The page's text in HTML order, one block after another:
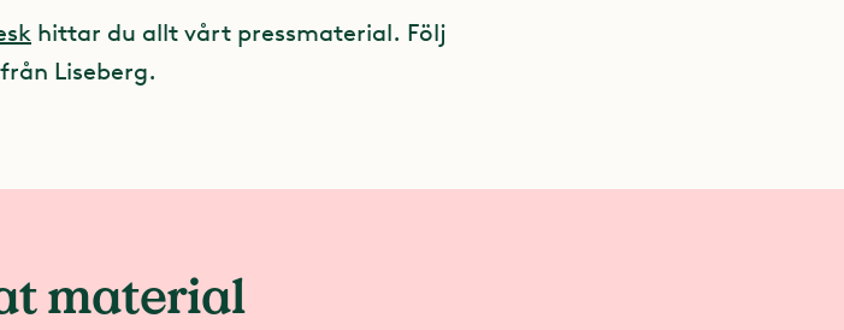
hittar du allt vårt pressmaterial. Följ
Liseberg.
material